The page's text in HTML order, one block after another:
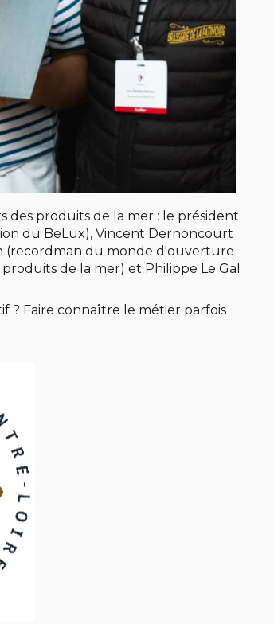
des produits de la mer : le président
du BeLux), Vincent Dernoncourt
(recordman du monde d'ouverture
de la mer) et Philippe Le Gal
? Faire connaître le métier parfois